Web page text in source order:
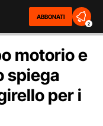
ABBONATI
2
motorio e
spiega
per i